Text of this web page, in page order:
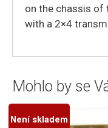
on the chassis of
with a 2×4
Mohlo by se
Není skladem